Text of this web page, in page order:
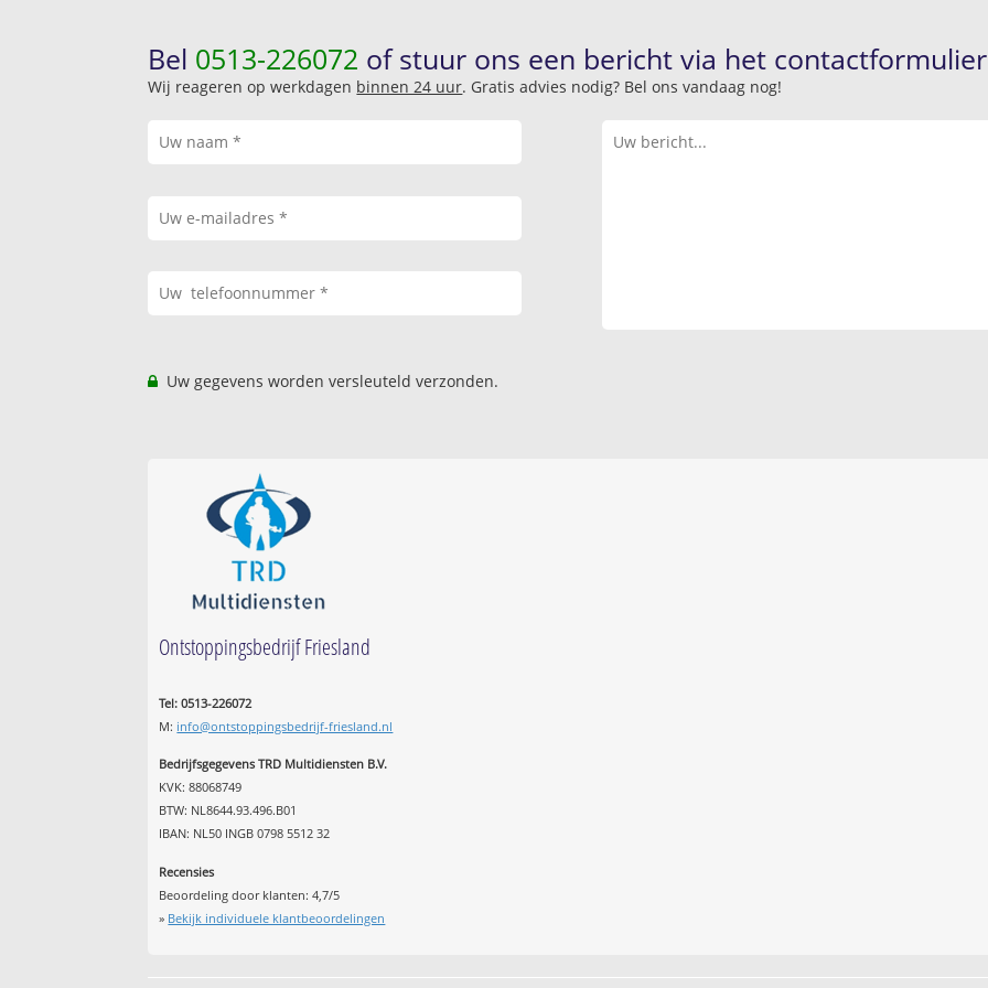
Bel 0513-226072 of stuur ons een bericht via het
Wij reageren op werkdagen binnen 24 uur. Gratis advies nodig? Bel ons vandaag nog!
Uw gegevens worden versleuteld verzonden.
Ontstoppingsbedrijf Friesland
Tel: 0513-226072
M: info@ontstoppingsbedrijf-friesland.nl
Bedrijfsgegevens TRD Multidiensten B.V.
KVK: 88068749
BTW: NL8644.93.496.B01
IBAN: NL50 INGB 0798 5512 32
Recensies
Beoordeling door klanten:4,7/5
» Bekijk individuele klantbeoordelingen